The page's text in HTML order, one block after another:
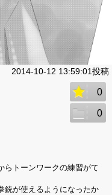
2014-10-12 13:59:01投稿
0
0
らトーンワークの練習がて
銃が使えるようになったか